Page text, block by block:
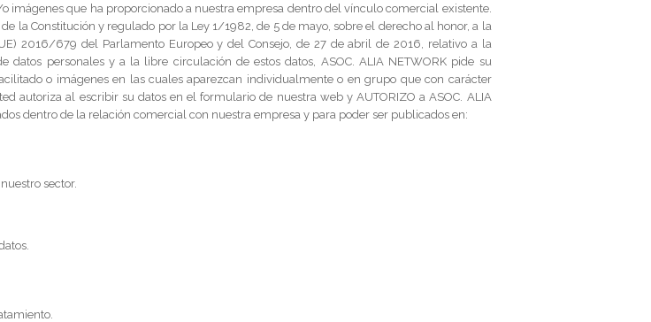
imágenes que ha proporcionado a nuestra empresa dentro del vínculo comercial existente.
la Constitución y regulado por la Ley 1/1982, de 5 de mayo, sobre el derecho al honor, a la
2016/679 del Parlamento Europeo y del Consejo, de 27 de abril de 2016, relativo a la
personales y a la libre circulación de estos datos, ASOC. ALIA NETWORK pide su
o imágenes en las cuales aparezcan individualmente o en grupo que con carácter
autoriza al escribir su datos en el formulario de nuestra web y AUTORIZO a ASOC. ALIA
dentro de la relación comercial con nuestra empresa y para poder ser publicados en:
sector.